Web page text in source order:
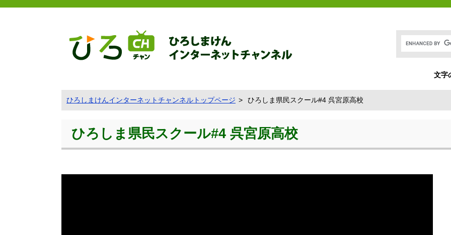
文字
ひろしまけんインターネットチャンネルトップページ ひろしま県民スクール#4 呉宮原高校
ひろしま県民スクール#4 呉宮原高校